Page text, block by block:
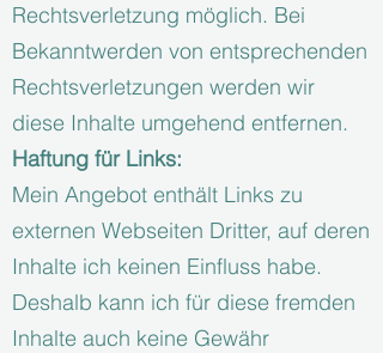
Rechtsverletzung möglich. Bei
Bekanntwerden von entsprechenden
Rechtsverletzungen werden wir
diese Inhalte umgehend entfernen.
Haftung für Links:
Mein Angebot enthält Links zu
externen Webseiten Dritter, auf deren
Inhalte ich keinen Einfluss habe.
Deshalb kann ich für diese fremden
Inhalte auch keine Gewähr